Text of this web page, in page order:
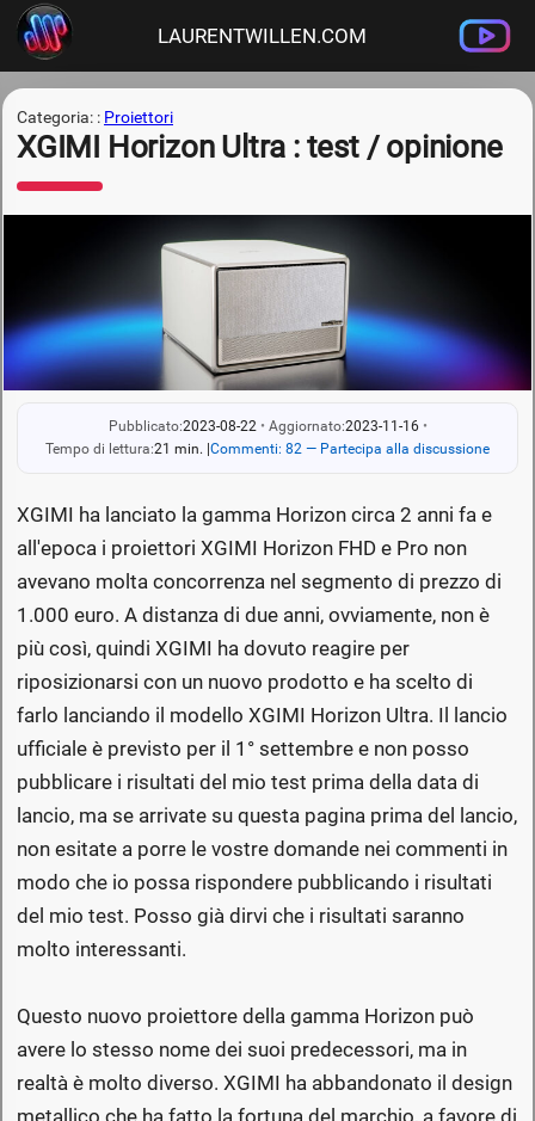
LAURENTWILLEN.COM
Categoria: : Proiettori
XGIMI Horizon Ultra : test / opinione
Pubblicato:2023-08-22 • Aggiornato:2023-11-16 •
Tempo di lettura:21 min. Commenti: 82 — Partecipa alla discussione
XGIMI ha lanciato la gamma Horizon circa 2 anni fa e
all'epoca i proiettori XGIMI Horizon FHD e Pro non
avevano molta concorrenza nel segmento di prezzo di
1.000 euro. A distanza di due anni, ovviamente, non è
più così, quindi XGIMI ha dovuto reagire per
riposizionarsi con un nuovo prodotto e ha scelto di
farlo lanciando il modello XGIMI Horizon Ultra. Il lancio
ufficiale è previsto per il 1° settembre e non posso
pubblicare i risultati del mio test prima della data di
lancio, ma se arrivate su questa pagina prima del lancio,
non esitate a porre le vostre domande nei commenti in
modo che io possa rispondere pubblicando i risultati
del mio test. Posso già dirvi che i risultati saranno
molto interessanti.
Questo nuovo proiettore della gamma Horizon può
avere lo stesso nome dei suoi predecessori, ma in
realtà è molto diverso. XGIMI ha abbandonato il design